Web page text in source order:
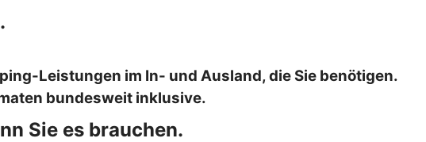
Leistungen im In- und Ausland, die Sie benötigen.
bundesweit inklusive.
Sie es brauchen.